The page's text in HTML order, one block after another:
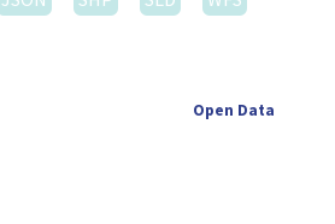
Open Data